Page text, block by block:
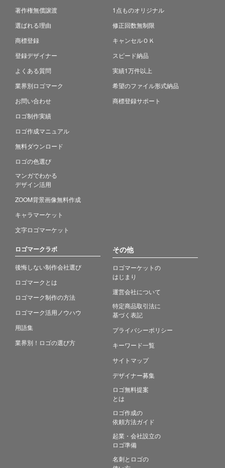
著作権無償譲渡
選ばれる理由
商標登録
登録デザイナー
よくある質問
業界別ロゴマーク
お問い合わせ
ロゴ制作実績
ロゴ作成マニュアル
無料ダウンロード
ロゴの色選び
マンガでわかる
デザイン活用
ZOOM背景画像無料作成
キャラマーケット
文字ロゴマーケット
1点ものオリジナル
修正回数無制限
キャンセルＯＫ
スピード納品
実績1万件以上
希望のファイル形式納品
商標登録サポート
ロゴマークラボ
後悔しない制作会社選び
ロゴマークとは
ロゴマーク制作の方法
ロゴマーク活用ノウハウ
用語集
業界別！ロゴの選び方
その他
ロゴマーケットの
はじまり
運営会社について
特定商品取引法に
基づく表記
プライバシーポリシー
キーワード一覧
サイトマップ
デザイナー募集
ロゴ無料提案
とは
ロゴ作成の
依頼方法ガイド
起業・会社設立の
ロゴ準備
名刺とロゴの